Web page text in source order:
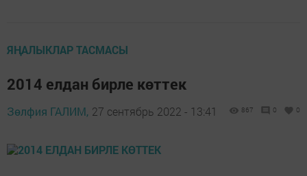
ЯҢАЛЫКЛАР ТАСМАСЫ
2014 елдан бирле көттек
Зөлфия ГАЛИМ, 27 сентябрь 2022 - 13:41 867 0 0